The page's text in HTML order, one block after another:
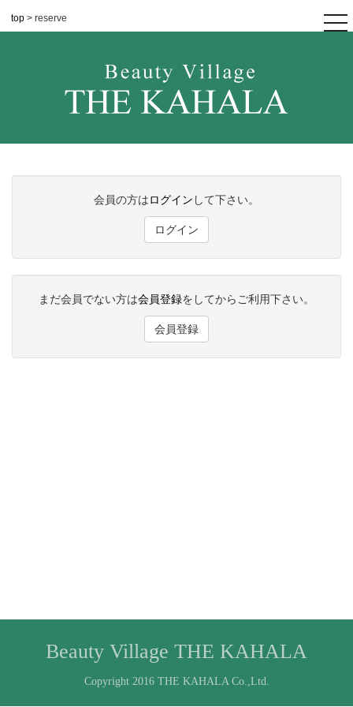
top > reserve
会員の方はログイン して下さい。
ログイン
まだ会員でない方は会員登録をしてからご利用下さい。
会員登録
Beauty Village THE KAHALA
Copyright 2016 THE KAHALA Co.,Ltd.